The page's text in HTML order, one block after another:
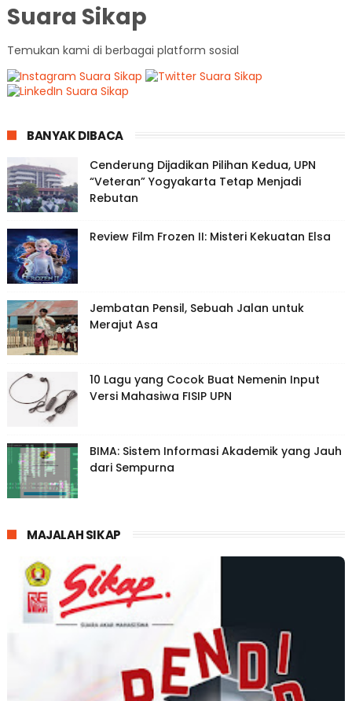
Suara Sikap
Temukan kami di berbagai platform sosial
BANYAK DIBACA
Cenderung Dijadikan Pilihan Kedua, UPN
“Veteran” Yogyakarta Tetap Menjadi
Rebutan
Review Film Frozen II: Misteri Kekuatan Elsa
Jembatan Pensil, Sebuah Jalan untuk
Merajut Asa
10 Lagu yang Cocok Buat Nemenin Input
Versi Mahasiwa FISIP UPN
BIMA: Sistem Informasi Akademik yang Jauh
dari Sempurna
MAJALAH SIKAP